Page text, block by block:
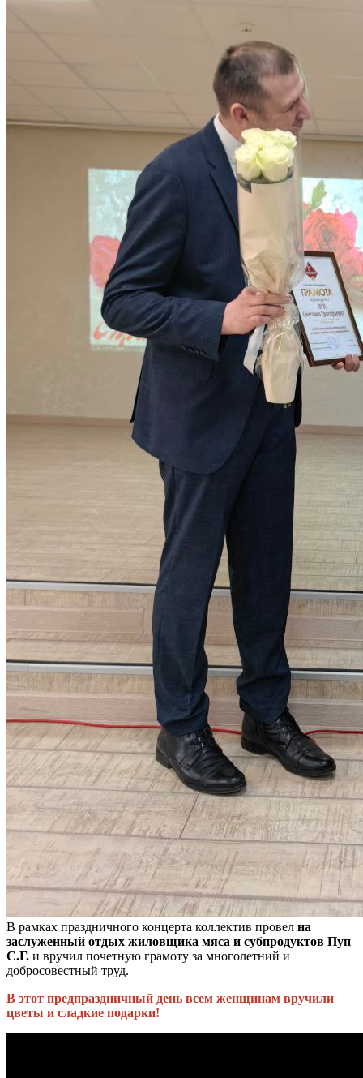
В рамках праздничного концерта коллектив провел на
заслуженный отдых жиловщика мяса и субпродуктов Пуп
С.Г. и вручил почетную грамоту за многолетний и
добросовестный труд.
В этот предпраздничный день всем женщинам вручили
цветы и сладкие подарки!